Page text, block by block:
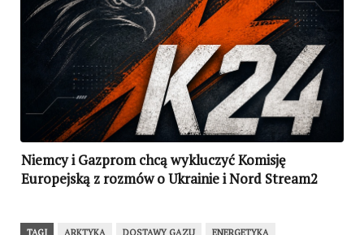
Niemcy i Gazprom chcą wykluczyć Komisję
Europejską z rozmów o Ukrainie i Nord Stream2
TAGI ARKTYKA DOSTAWY GAZU
ENERGETYKA